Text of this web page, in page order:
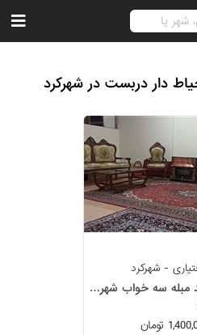
دار دربست در شهرکرد
- شهرکرد
اجاره روزانه واحد مبله سه خواب شهرکرد